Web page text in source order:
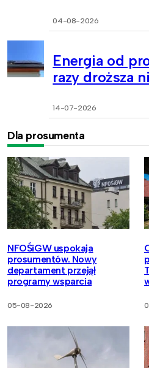
04-08-2026
Energia od
razy droższa
14-07-2026
Dla prosumenta
NFOŚiGW uspokaja
prosumentów. Nowy
departament przejął
programy wsparcia
05-08-2026